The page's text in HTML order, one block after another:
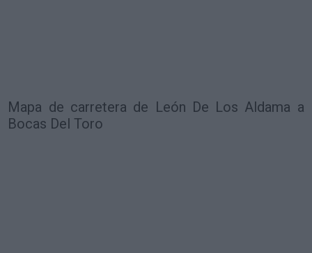
Mapa de carretera de León De Los Aldama a
Bocas Del Toro